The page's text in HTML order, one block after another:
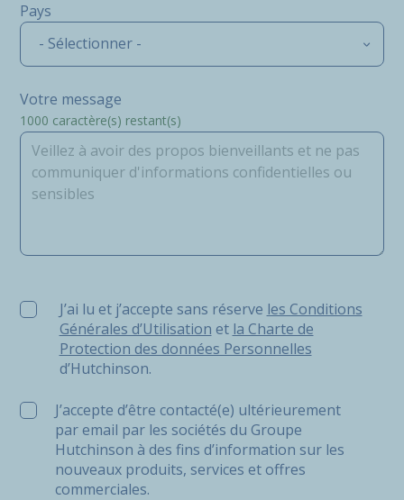
Pays
- Sélectionner -
Votre message
1000 caractère(s) restant(s)
J’ai lu et j’accepte sans réserve les Conditions
J’ai lu et j’accepte sans réserve les Conditions
Générales d’Utilisation et la Charte de
Protection des données Personnelles
d’Hutchinson.
J’accepte d’être contacté(e) ultérieurement
par email par les sociétés du Groupe
Hutchinson à des fins d’information sur les
nouveaux produits, services et offres
commerciales.